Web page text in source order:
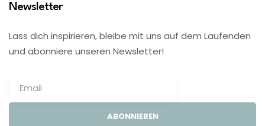
Newsletter
Lass dich inspirieren, bleibe mit uns auf dem Laufenden
und abonniere unseren Newsletter!
ABONNIEREN